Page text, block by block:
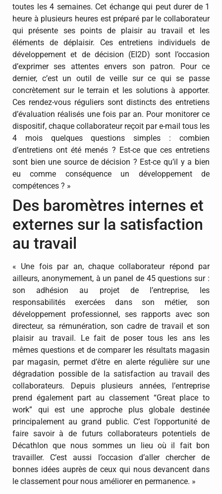
toutes les 4 semaines. Cet échange qui peut durer de 1
heure à plusieurs heures est préparé par le collaborateur
qui présente ses points de plaisir au travail et les
éléments de déplaisir. Ces entretiens individuels de
développement et de décision (EI2D) sont l’occasion
d’exprimer ses attentes envers son patron. Pour ce
dernier, c’est un outil de veille sur ce qui se passe
concrètement sur le terrain et les solutions à apporter.
Ces rendez-vous réguliers sont distincts des entretiens
d’évaluation réalisés une fois par an. Pour monitorer ce
dispositif, chaque collaborateur reçoit par e-mail tous les
4 mois quelques questions simples : combien
d’entretiens ont été menés ? Est-ce que ces entretiens
sont bien une source de décision ? Est-ce qu’il y a bien
eu comme conséquence un développement de
compétences ? »
Des baromètres internes et
externes sur la satisfaction
au travail
« Une fois par an, chaque collaborateur répond par
ailleurs, anonymement, à un panel de 45 questions sur :
son adhésion au projet de l’entreprise, les
responsabilités exercées dans son métier, son
développement professionnel, ses rapports avec son
directeur, sa rémunération, son cadre de travail et son
plaisir au travail. Le fait de poser tous les ans les
mêmes questions et de comparer les résultats magasin
par magasin, permet d’être en alerte régulière sur une
dégradation possible de la satisfaction au travail des
collaborateurs. Depuis plusieurs années, l’entreprise
prend également part au classement “Great place to
work” qui est une approche plus globale destinée
principalement au grand public. C’est l’opportunité de
faire savoir à de futurs collaborateurs potentiels de
Décathlon que nous sommes un lieu où il fait bon
travailler. C’est aussi l’occasion d’aller chercher de
bonnes idées auprès de ceux qui nous devancent dans
le classement pour nous améliorer en permanence. »